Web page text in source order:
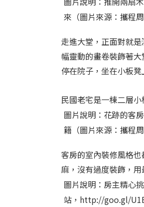
來（圖片來源：攜程
走進大堂，正面對就
幅靈動的畫卷裝飾著
停在院子，坐在小板
民國老宅是一棟二層
圖片說明：花跡的客
籍（圖片來源：攜程
客房的室內裝修風格
麻，沒有過度裝飾，
圖片說明：房主精心
站，http://goo.gl/